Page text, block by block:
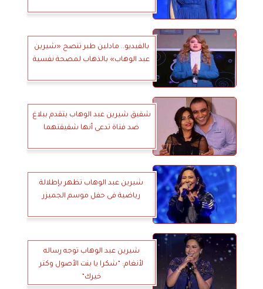
بالفيديو.. مادلين طبر تنصح «شيرين
عبد الوهاب» بالذهاب لمصحة نفسية
شقيق شيرين عبد الوهاب يتقدم ببلاغ
ضد فتاة تدعى أنها شقيقتهما
شيرين عبد الوهاب تظهر بإطلالة
رياضية فى حفل موسم الجميزر
شيرين عبد الوهاب توجه رساله
لأنغام: ”شكرا يا بنت الأصول وكتر
خيرك”